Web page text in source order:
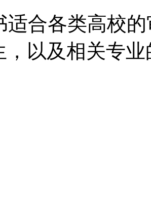
各类高校的
，以及相关专